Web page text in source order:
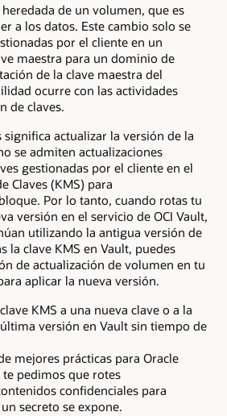
de un volumen, que es
a los datos. Este cambio solo se
por el cliente en un
maestra para un dominio de
de la clave maestra del
ocurre con las actividades
de claves.
significa actualizar la versión de la
se admiten actualizaciones
gestionadas por el cliente en el
Claves (KMS) para
Por lo tanto, cuando rotas tu
versión en el servicio de OCI Vault,
utilizando la antigua versión de
la clave KMS en Vault, puedes
de actualización de volumen en tu
aplicar la nueva versión.
KMS a una nueva clave o a la
versión en Vault sin tiempo de
mejores prácticas para Oracle
pedimos que rotes
confidenciales para
secreto se expone.